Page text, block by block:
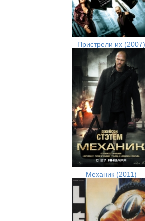
Пристрели их (2007)
Механик (2011)